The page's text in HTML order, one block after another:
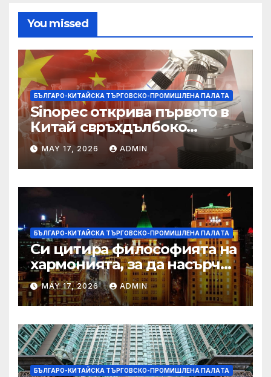
You missed
БЪЛГАРО-КИТАЙСКА ТЪРГОВСКО-ПРОМИШЛЕНА ПАЛAТА
Sinopec открива първото в
Китай свръхдълбоко
находище на шистов газ в
Съчуанския басейн
MAY 17, 2026 ADMIN
БЪЛГАРО-КИТАЙСКА ТЪРГОВСКО-ПРОМИШЛЕНА ПАЛAТА
Си цитира философията на
хармонията, за да насърчи
съжителството между
Китай и САЩ
MAY 17, 2026 ADMIN
БЪЛГАРО-КИТАЙСКА ТЪРГОВСКО-ПРОМИШЛЕНА ПАЛAТА